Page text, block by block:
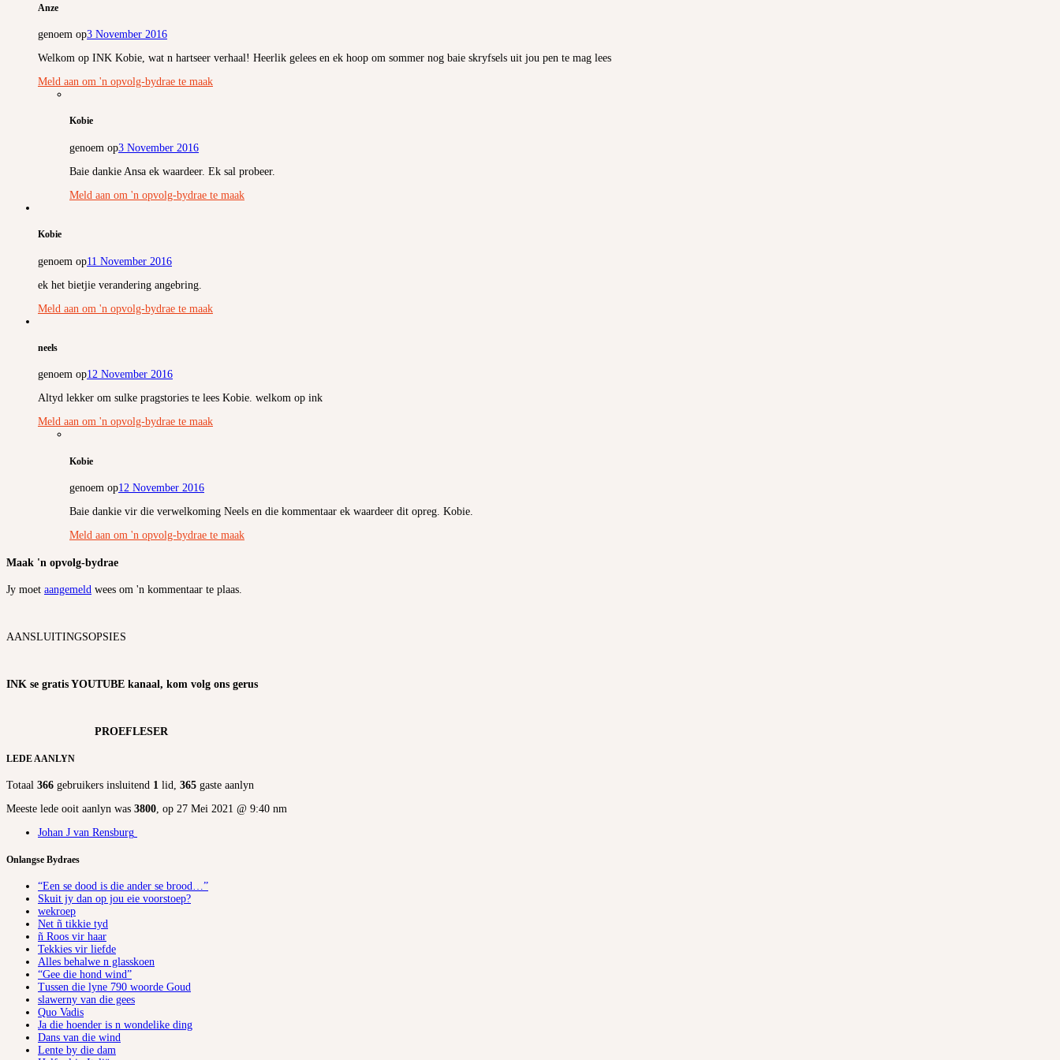
Anze
genoem op3 November 2016
Welkom op INK Kobie, wat n hartseer verhaal! Heerlik gelees en ek hoop om sommer nog baie skryfsels uit jou pen te mag lees
Meld aan om 'n opvolg-bydrae te maak
Kobie
genoem op3 November 2016
Baie dankie Ansa ek waardeer. Ek sal probeer.
Meld aan om 'n opvolg-bydrae te maak
Kobie
genoem op11 November 2016
ek het bietjie verandering angebring.
Meld aan om 'n opvolg-bydrae te maak
neels
genoem op12 November 2016
Altyd lekker om sulke pragstories te lees Kobie. welkom op ink
Meld aan om 'n opvolg-bydrae te maak
Kobie
genoem op12 November 2016
Baie dankie vir die verwelkoming Neels en die kommentaar ek waardeer dit opreg. Kobie.
Meld aan om 'n opvolg-bydrae te maak
Maak 'n opvolg-bydrae
Jy moet aangemeld wees om 'n kommentaar te plaas.
AANSLUITINGSOPSIES
INK se gratis YOUTUBE kanaal, kom volg ons gerus
PROEFLESER
LEDE AANLYN
Totaal 366 gebruikers insluitend 1 lid, 365 gaste aanlyn
Meeste lede ooit aanlyn was 3800, op 27 Mei 2021 @ 9:40 nm
Johan J van Rensburg
Onlangse Bydraes
“Een se dood is die ander se brood…”
Skuit jy dan op jou eie voorstoep?
wekroep
Net ñ tikkie tyd
ñ Roos vir haar
Tekkies vir liefde
Alles behalwe n glasskoen
“Gee die hond wind”
Tussen die lyne 790 woorde Goud
slawerny van die gees
Quo Vadis
Ja die hoender is n wondelike ding
Dans van die wind
Lente by die dam